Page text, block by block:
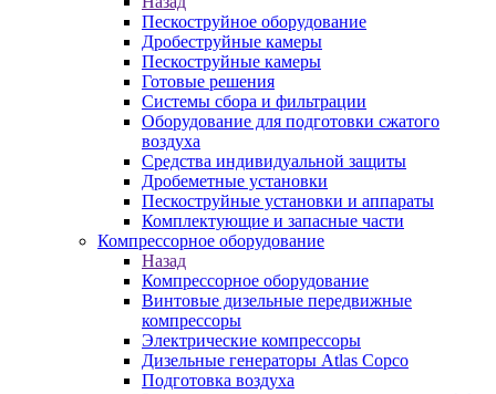
Пескоструйное оборудование
Дробеструйные камеры
Пескоструйные камеры
Готовые решения
Системы сбора и фильтрации
Оборудование для подготовки сжатого
воздуха
Средства индивидуальной защиты
Дробеметные установки
Пескоструйные установки и аппараты
Комплектующие и запасные части
Компрессорное оборудование
Назад
Компрессорное оборудование
Винтовые дизельные передвижные
компрессоры
Электрические компрессоры
Дизельные генераторы Atlas Copco
Подготовка воздуха